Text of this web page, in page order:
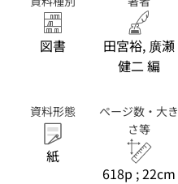
図書
田宮裕, 廣瀬
健二 編
資料形態
紙
ページ数・大き
さ等
618p ; 22cm